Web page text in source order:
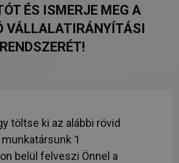
ÉS ISMERJE MEG A
VÁLLALATIRÁNYÍTÁSI
RENDSZERÉT!
töltse ki az alábbi rövid
1
belül felveszi Önnel a